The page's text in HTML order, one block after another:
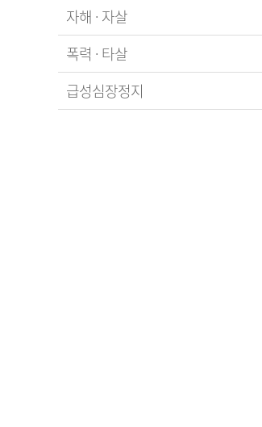
자해 · 자살
폭력 · 타살
급성심장정지